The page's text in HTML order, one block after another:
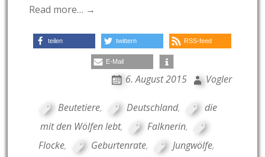
Read more… →
teilen twittern RSS-feed
E-Mail
6. August 2015 Vogler
Beutetiere, Deutschland,
die
mit den Wölfen lebt, Falknerin,
Flocke, Geburtenrate, Jungwölfe,